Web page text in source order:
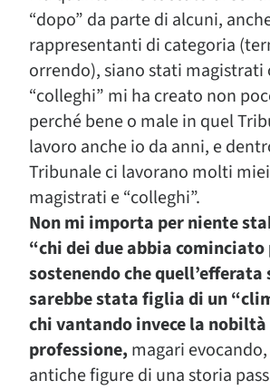
“dopo” da parte di alcuni,
rappresentanti di categoria
orrendo), siano stati magistrati
“colleghi” mi ha creato non
perché bene o male in quel
lavoro anche io da anni, e
Tribunale ci lavorano molti
magistrati e “colleghi”.
Non mi importa per niente
“chi dei due abbia cominciato
sostenendo che quell’efferata
sarebbe stata figlia di un
chi vantando invece la
professione, magari
antiche figure di una storia